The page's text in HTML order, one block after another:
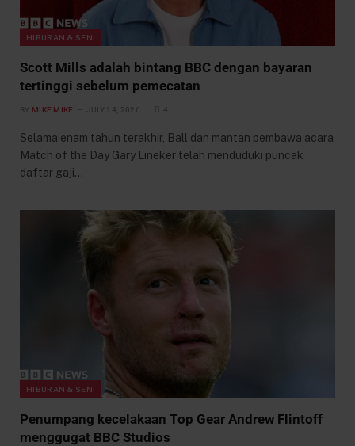
HIBURAN & SENI
Scott Mills adalah bintang BBC dengan bayaran
tertinggi sebelum pemecatan
BY MIKE MIKE JULY 14, 2026 4
Selama enam tahun terakhir, Ball dan mantan pembawa acara
Match of the Day Gary Lineker telah menduduki puncak
daftar gaji…
HIBURAN & SENI
Penumpang kecelakaan Top Gear Andrew Flintoff
menggugat BBC Studios